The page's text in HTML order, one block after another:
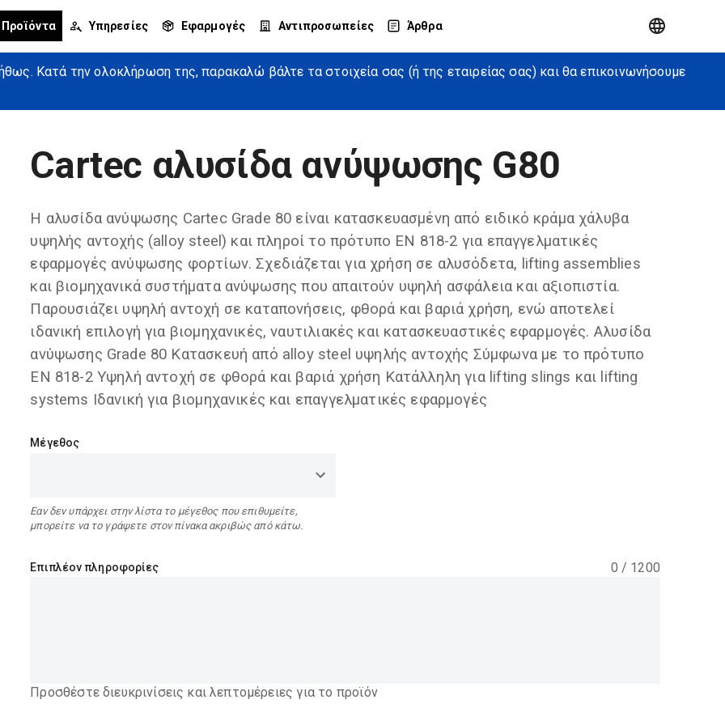
Προϊόντα Υπηρεσίες Εφαρμογές Αντιπροσωπείες Άρθρα
Κατά την ολοκλήρωση της, παρακαλώ βάλτε τα στοιχεία σας (ή της εταιρείας σας) και θα επικοινωνήσουμε
Cartec αλυσίδα ανύψωσης G80
Η αλυσίδα ανύψωσης Cartec Grade 80 είναι κατασκευασμένη από ειδικό κράμα χάλυβα
υψηλής αντοχής (alloy steel) και πληροί το πρότυπο EN 818-2 για επαγγελματικές
εφαρμογές ανύψωσης φορτίων. Σχεδιάζεται για χρήση σε αλυσόδετα, lifting assemblies
και βιομηχανικά συστήματα ανύψωσης που απαιτούν υψηλή ασφάλεια και αξιοπιστία.
Παρουσιάζει υψηλή αντοχή σε καταπονήσεις, φθορά και βαριά χρήση, ενώ αποτελεί
ιδανική επιλογή για βιομηχανικές, ναυτιλιακές και κατασκευαστικές εφαρμογές. Αλυσίδα
ανύψωσης Grade 80 Κατασκευή από alloy steel υψηλής αντοχής Σύμφωνα με το πρότυπο
EN 818-2 Υψηλή αντοχή σε φθορά και βαριά χρήση Κατάλληλη για lifting slings και lifting
systems Ιδανική για βιομηχανικές και επαγγελματικές εφαρμογές
Μέγεθος
Εαν δεν υπάρχει στην λίστα το μέγεθος που επιθυμείτε,
μπορείτε να το γράψετε στον πίνακα ακριβώς από κάτω.
Επιπλέον πληροφορίες 0 / 1200
Προσθέστε διευκρινίσεις και λεπτομέρειες για το προϊόν